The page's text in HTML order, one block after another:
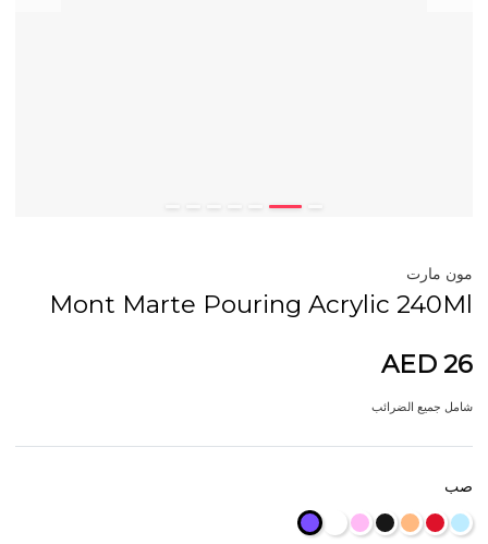
مون مارت
Mont Marte Pouring Acrylic 240Ml
AED 26
شامل جميع الضرائب
صب